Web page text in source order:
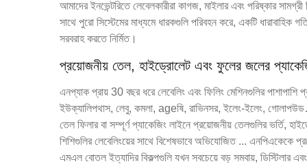
আমাদের ইনভেন্টরিতে লেবেলকারীরা কাগজ, মাইলার এবং পরিষ্কার
সাথে পুরো সিস্টেমের মাধ্যমে ধারকগুলি পরিবহন করে, একটি ধারাবাহিক
সরবরাহ করতে নির্মিত।
প্রয়োজনীয় তেল, হাইড্রোলেট এবং ফুলের জলের
এনপ্যাক প্রায় 30 বছর ধরে লেবেলিং এবং ফিলিং মেশিনগুলির পাশাপাশি
ইউক্যালিপথাস, লেবু, কমলা, ageষি, রাভিনসর, ইলেং-ইলেং,
তেল ফিলার বা সম্পূর্ণ প্যাকেজিং লাইনে প্রয়োজনীয় তেলগুলির ভর্তি,
শিশিগুলির লেবেলিংয়ের সাথে বিশেষভাবে অভিযোজিত ...
এমএল বোতল ইত্যাদির বিকল্পগুলি যখন সবচেয়ে বড় সমবায়, ডিস্টিলার